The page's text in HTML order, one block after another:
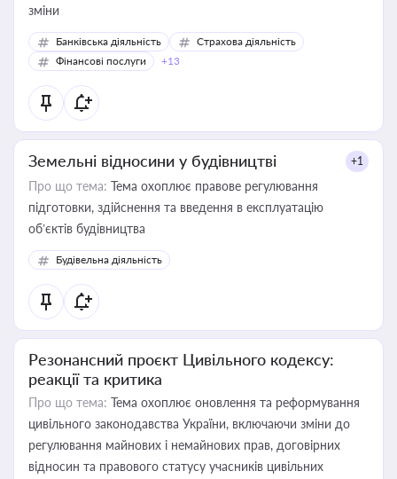
зміни
Банківська діяльність
Страхова діяльність
Фінансові послуги
+13
Земельні відносини у будівництві +1
Про що тема: Тема охоплює правове регулювання
підготовки, здійснення та введення в експлуатацію
об’єктів будівництва
Будівельна діяльність
Резонансний проєкт Цивільного кодексу:
реакції та критика
Про що тема: Тема охоплює оновлення та реформування
цивільного законодавства України, включаючи зміни до
регулювання майнових і немайнових прав, договірних
відносин та правового статусу учасників цивільних